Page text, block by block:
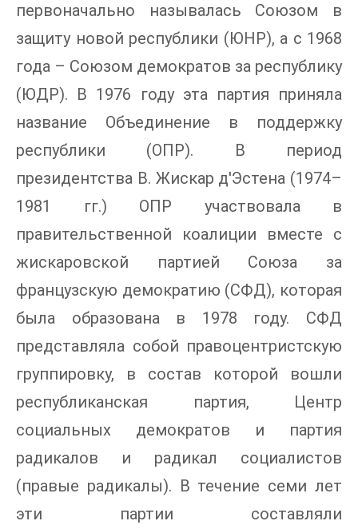
первоначально называлась Союзом в
защиту новой республики (ЮНР), а с 1968
года – Союзом демократов за республику
(ЮДР). В 1976 году эта партия приняла
название Объединение в поддержку
республики (ОПР). В период
президентства В. Жискар д'Эстена (1974–
1981 гг.) ОПР участвовала в
правительственной коалиции вместе с
жискаровской партией Союза за
французскую демократию (СФД), которая
была образована в 1978 году. СФД
представляла собой правоцентристскую
группировку, в состав которой вошли
республиканская партия, Центр
социальных демократов и партия
радикалов и радикал социалистов
(правые радикалы). В течение семи лет
эти партии составляли